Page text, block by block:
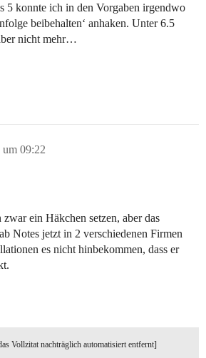
5 konnte ich in den Vorgaben irgendwo
beibehalten‘ anhaken. Unter 6.5
nicht mehr…
09:22
ein Häkchen setzen, aber das
Notes jetzt in 2 verschiedenen Firmen
es nicht hinbekommen, dass er
Vollzitat nachträglich automatisiert entfernt]